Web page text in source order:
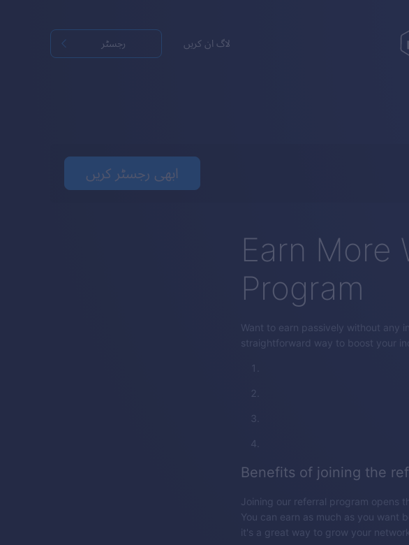
لاگ ان کریں رجسٹر
ابھی رجسٹر کریں
Earn More
Program
Want to earn passively without any
straightforward way to boost your
Benefits of joining the
Joining our referral program opens
You can earn as much as you want
it's a great way to grow your